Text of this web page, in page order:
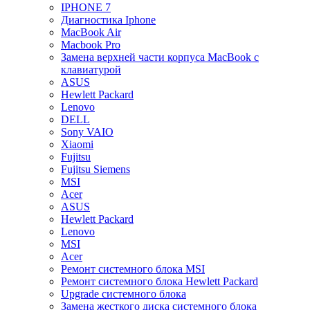
IPHONE 7
Диагностика Iphone
MacBook Air
Macbook Pro
Замена верхней части корпуса MacBook с
клавиатурой
ASUS
Hewlett Packard
Lenovo
DELL
Sony VAIO
Xiaomi
Fujitsu
Fujitsu Siemens
MSI
Acer
ASUS
Hewlett Packard
Lenovo
MSI
Acer
Ремонт системного блока MSI
Ремонт системного блока Hewlett Packard
Upgrade системного блока
Замена жесткого диска системного блока